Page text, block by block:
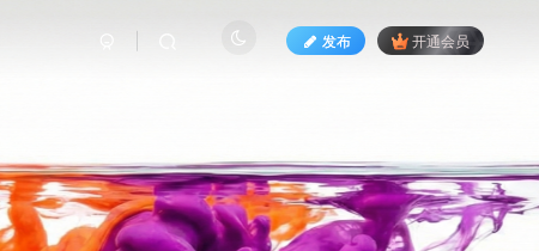
发布 开通会员